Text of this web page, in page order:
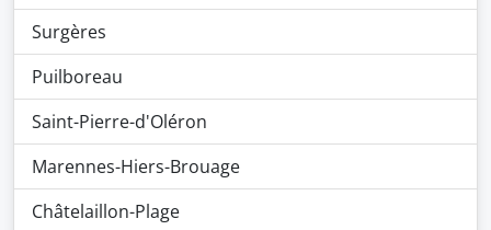
Surgères
Puilboreau
Saint-Pierre-d'Oléron
Marennes-Hiers-Brouage
Châtelaillon-Plage